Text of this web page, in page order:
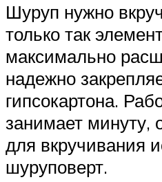
Шуруп нужно
только так
максимально
надежно
гипсокартона.
занимает минуту,
для вкручивания
шуруповерт.